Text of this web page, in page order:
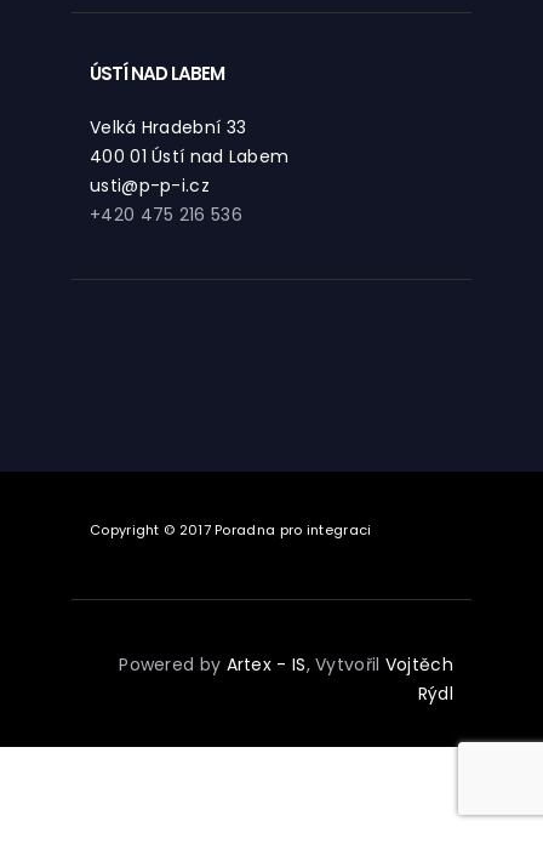
ÚSTÍ NAD LABEM
Velká Hradební 33
400 01 Ústí nad Labem
usti@p-p-i.cz
+420 475 216 536
Copyright © 2017 Poradna pro integraci
Powered by Artex - IS, Vytvořil Vojtěch
Rýdl